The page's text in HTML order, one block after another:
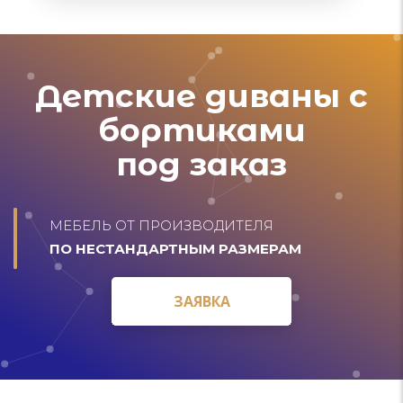
Детские диваны с
бортиками
под заказ
МЕБЕЛЬ ОТ ПРОИЗВОДИТЕЛЯ
ПО НЕСТАНДАРТНЫМ РАЗМЕРАМ
ЗАЯВКА
ЗАЯВКА